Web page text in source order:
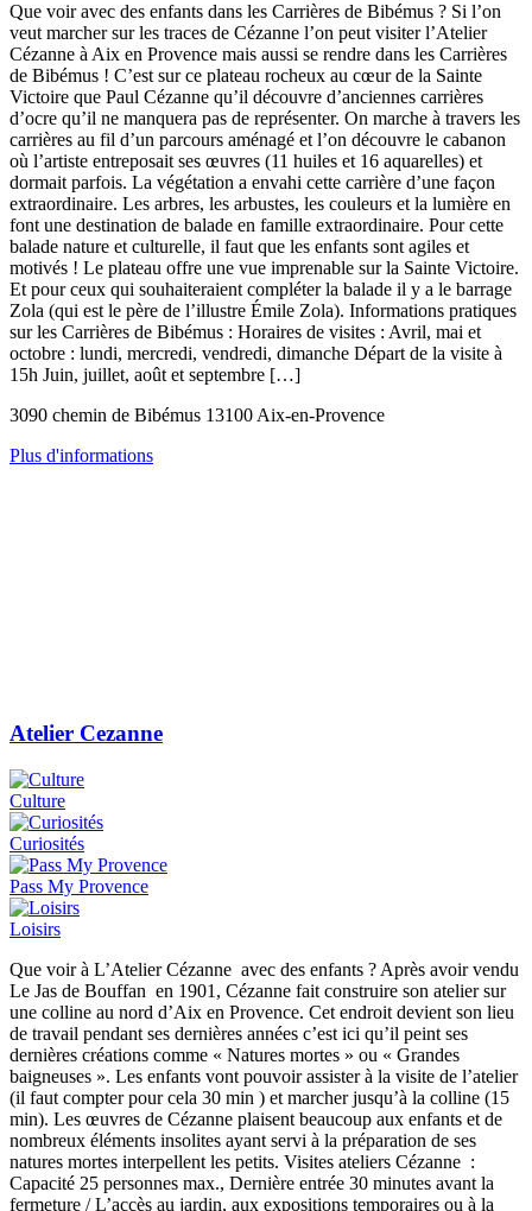
Que voir avec des enfants dans les Carrières de Bibémus ? Si l’on
veut marcher sur les traces de Cézanne l’on peut visiter l’Atelier
Cézanne à Aix en Provence mais aussi se rendre dans les Carrières
de Bibémus ! C’est sur ce plateau rocheux au cœur de la Sainte
Victoire que Paul Cézanne qu’il découvre d’anciennes carrières
d’ocre qu’il ne manquera pas de représenter. On marche à travers les
carrières au fil d’un parcours aménagé et l’on découvre le cabanon
où l’artiste entreposait ses œuvres (11 huiles et 16 aquarelles) et
dormait parfois. La végétation a envahi cette carrière d’une façon
extraordinaire. Les arbres, les arbustes, les couleurs et la lumière en
font une destination de balade en famille extraordinaire. Pour cette
balade nature et culturelle, il faut que les enfants sont agiles et
motivés ! Le plateau offre une vue imprenable sur la Sainte Victoire.
Et pour ceux qui souhaiteraient compléter la balade il y a le barrage
Zola (qui est le père de l’illustre Émile Zola). Informations pratiques
sur les Carrières de Bibémus : Horaires de visites : Avril, mai et
octobre : lundi, mercredi, vendredi, dimanche Départ de la visite à
15h Juin, juillet, août et septembre […]
3090 chemin de Bibémus 13100 Aix-en-Provence
Plus d'informations
Atelier Cezanne
Culture
Curiosités
Pass My Provence
Loisirs
Que voir à L’Atelier Cézanne avec des enfants ? Après avoir vendu
Le Jas de Bouffan en 1901, Cézanne fait construire son atelier sur
une colline au nord d’Aix en Provence. Cet endroit devient son lieu
de travail pendant ses dernières années c’est ici qu’il peint ses
dernières créations comme « Natures mortes » ou « Grandes
baigneuses ». Les enfants vont pouvoir assister à la visite de l’atelier
(il faut compter pour cela 30 min ) et marcher jusqu’à la colline (15
min). Les œuvres de Cézanne plaisent beaucoup aux enfants et de
nombreux éléments insolites ayant servi à la préparation de ses
natures mortes interpellent les petits. Visites ateliers Cézanne :
Capacité 25 personnes max., Dernière entrée 30 minutes avant la
fermeture / L’accès au jardin, aux expositions temporaires ou à la